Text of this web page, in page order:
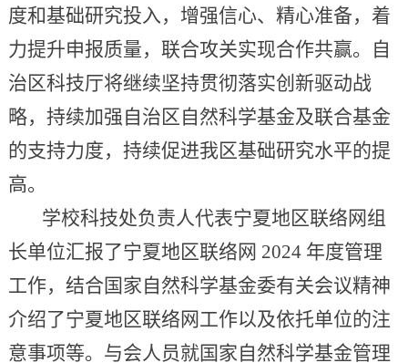
度和基础研究投入，增强信心、精心准备，着
力提升申报质量，联合攻关实现合作共赢。自
治区科技厅将继续坚持贯彻落实创新驱动战
略，持续加强自治区自然科学基金及联合基金
的支持力度，持续促进我区基础研究水平的提
高。
学校科技处负责人代表宁夏地区联络网组
长单位汇报了宁夏地区联络网 2024 年度管理
工作，结合国家自然科学基金委有关会议精神
介绍了宁夏地区联络网工作以及依托单位的注
意事项等。与会人员就国家自然科学基金管理